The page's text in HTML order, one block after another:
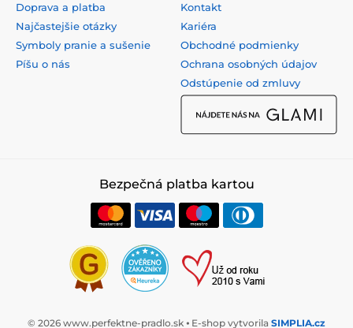
Doprava a platba
Najčastejšie otázky
Symboly pranie a sušenie
Píšu o nás
Kontakt
Kariéra
Obchodné podmienky
Ochrana osobných údajov
Odstúpenie od zmluvy
Bezpečná platba kartou
© 2026 www.perfektne-pradlo.sk ⦁ E-shop vytvorila SIMPLIA.cz